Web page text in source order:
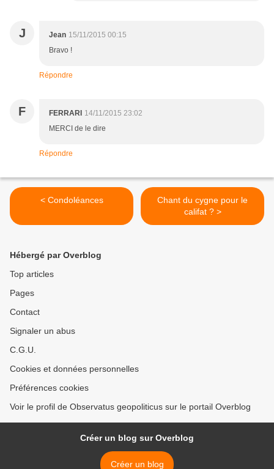
J Jean 15/11/2015 00:15
Bravo !
Répondre
F FERRARI
14/11/2015 23:02
MERCI de le dire
Répondre
< Condoléances
Chant du cygne pour le
califat ? >
Hébergé par Overblog
Top articles
Pages
Contact
Signaler un abus
C.G.U.
Cookies et données personnelles
Préférences cookies
Voir le profil de Observatus geopoliticus sur le portail Overblog
Créer un blog sur Overblog
Créer un blog